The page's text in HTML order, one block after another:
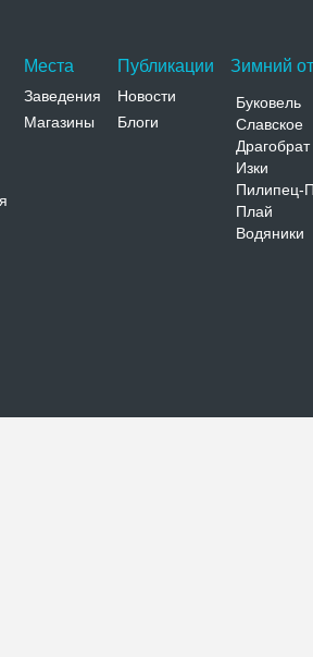
Места
Заведения
Магазины
Публикации
Новости
Блоги
Зимний
Буковель
Славское
Драгобрат
Изки
Пилипец-
Плай
Водяники